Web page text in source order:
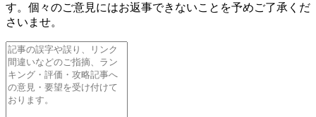
す。個々のご意見にはお返事できないことを予めご了承くだ
さいませ。